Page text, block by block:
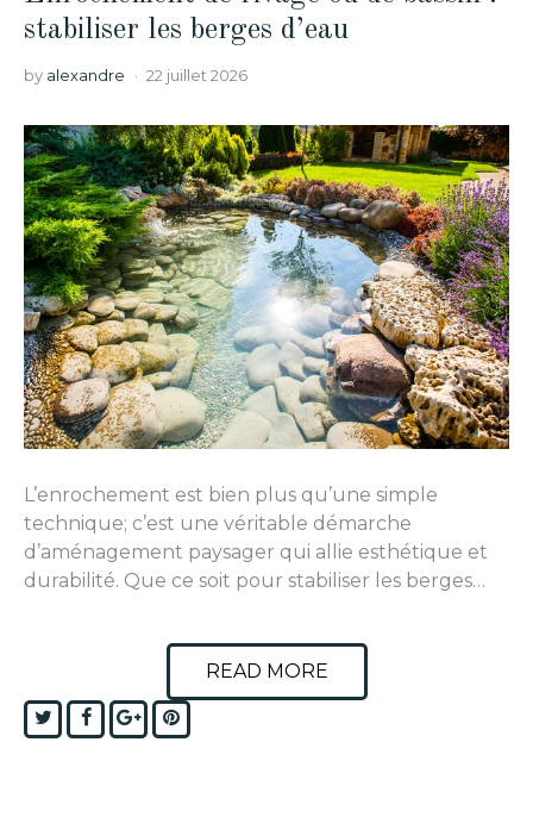
stabiliser les berges d’eau
by alexandre 22 juillet 2026
L’enrochement est bien plus qu’une simple
technique; c’est une véritable démarche
d’aménagement paysager qui allie esthétique et
durabilité. Que ce soit pour stabiliser les berges…
READ MORE
TwitterFacebook
Google+Pinterest